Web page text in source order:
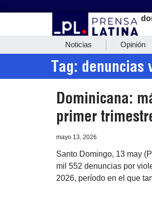
Noticias Opinión
Tag: denuncias
Dominicana:
primer
mayo 13, 2026
Santo Domingo, 13 may
mil 552 denuncias por
2026, período en el que